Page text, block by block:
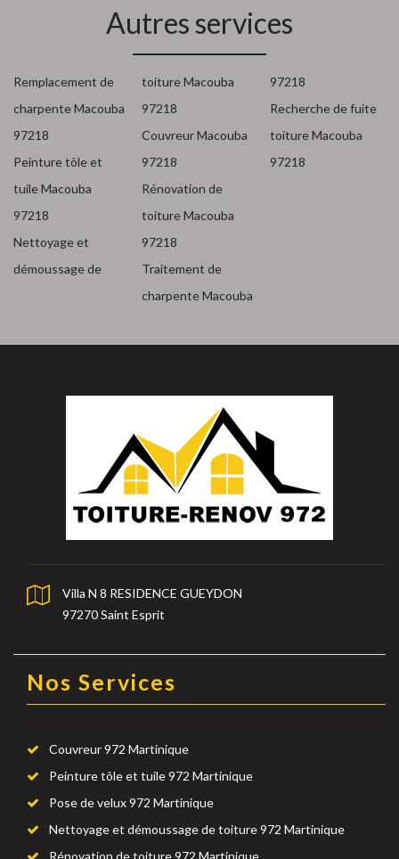
Autres services
Remplacement de
charpente Macouba
97218
Peinture tôle et
tuile Macouba
97218
Nettoyage et
démoussage de
toiture Macouba
97218
Couvreur Macouba
97218
Rénovation de
toiture Macouba
97218
Traitement de
charpente Macouba
97218
Recherche de fuite
toiture Macouba
97218
Villa N 8 RESIDENCE GUEYDON
97270 Saint Esprit
Nos Services
Couvreur 972 Martinique
Peinture tôle et tuile 972 Martinique
Pose de velux 972 Martinique
Nettoyage et démoussage de toiture 972 Martinique
Rénovation de toiture 972 Martinique